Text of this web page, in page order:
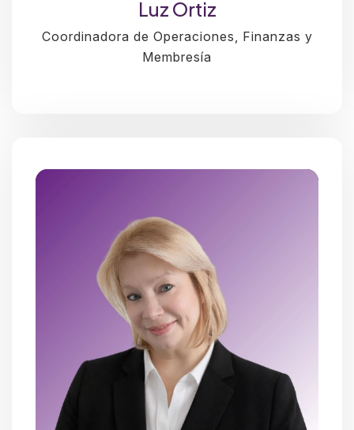
Luz Ortiz
Coordinadora de Operaciones, Finanzas y
Membresía